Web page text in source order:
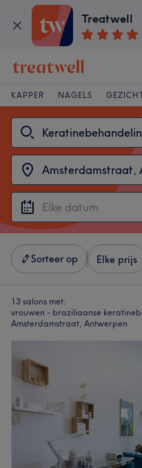
Treatwell
KAPPER NAGELS
Sorteer op Elke prijs
13 salons met:
vrouwen - braziliaanse
Amsterdamstraat, Antwerpen